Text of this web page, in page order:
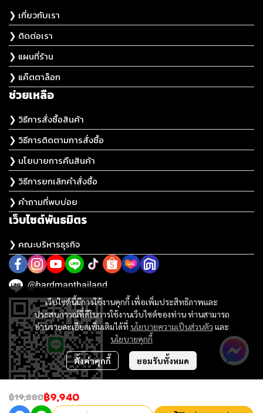
฿19,880฿9,940
เว็บไซต์นี้มีการใช้งานคุกกี้ เพื่อเพิ่มประสิทธิภาพและ
ประสบการณ์ที่ดีในการใช้งานเว็บไซต์ของท่าน ท่านสามารถ
อ่านรายละเอียดเพิ่มเติมได้ที่ นโยบายความเป็นส่วนตัว และ
นโยบายคุกกี้
ตั้งค่าคุกกี้ ยอมรับทั้งหมด
❯ เกี่ยวกับเรา
❯ ติดต่อเรา
❯ แผนที่ร้าน
❯ แค๊ตตาล็อก
ช่วยเหลือ
❯ วิธีการสั่งซื้อสินค้า
❯ วิธีการติดตามการสั่งซื้อ
❯ นโยบายการคืนสินค้า
❯ วิธีการยกเลิกคำสั่งซื้อ
❯ คำถามที่พบบ่อย
เว็บไซต์พันธมิตร
❯ คณะบริหารธุรกิจ
@hardmanthailand